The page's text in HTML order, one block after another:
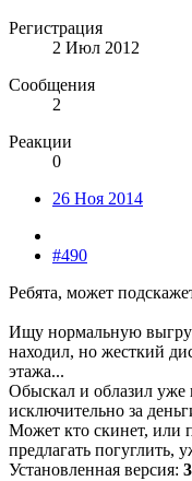
Регистрация
2 Июл 2012
Сообщения
2
Реакции
0
26 Ноя 2014
#490
Ребята, может
Ищу нормальную
находил, но жесткий
этажа...
Обыскал и облазил уже
исключительно за
Может кто скинет, или
предлагать погуглить,
Установленная версия: